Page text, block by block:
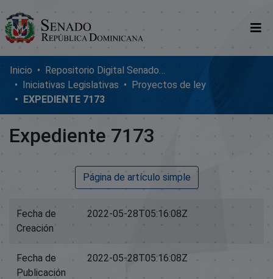
Comunidades
Glosario
Nosotros
Inicio
Repositorio Digital SenadoRD
Iniciativas Legislativas
Proyectos de ley
EXPEDIENTE 7173
Expediente 7173
Página de artículo simple
Fecha de
Creación
2022-05-28T05:16:08Z
Fecha de
Publicación
2022-05-28T05:16:08Z